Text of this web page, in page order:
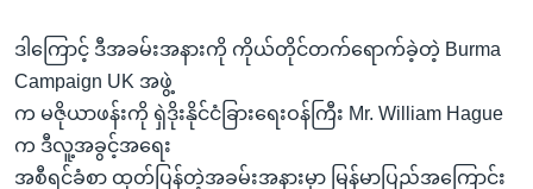
ဒါကြောင့် ဒီအခမ်းအနားကို ကိုယ်တိုင်တက်ရောက်ခဲ့တဲ့ Burma
Campaign UK အဖွဲ့
က မဇိုယာဖန်းကို ရှဲဒိုးနိုင်ငံခြားရေးဝန်ကြီး Mr. William Hague
က ဒီလူ့အခွင့်အရေး
အစီရင်ခံစာ ထုတ်ပြန်တဲ့အခမ်းအနားမှာ မြန်မာပြည်အကြောင်း